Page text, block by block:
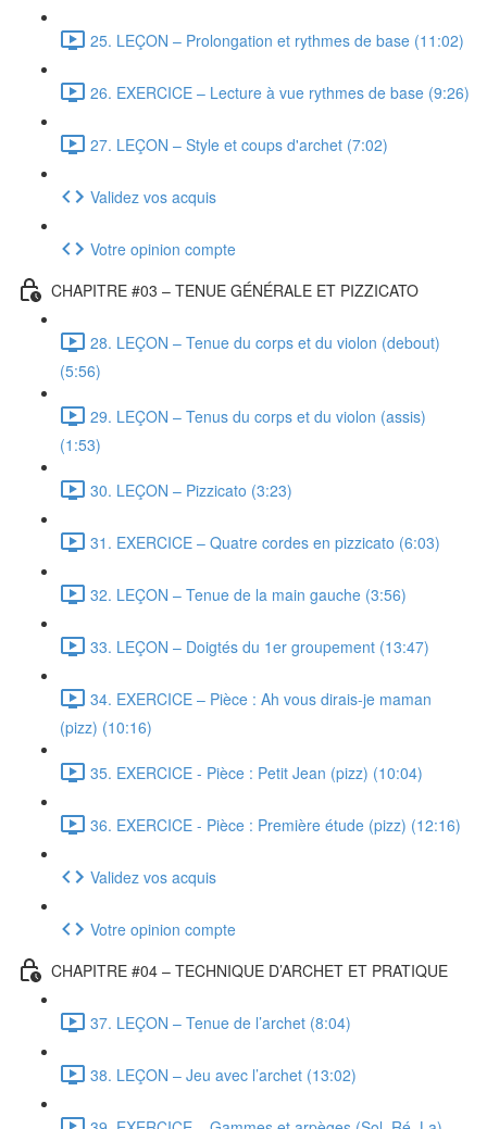
25. LEÇON – Prolongation et rythmes de base (11:02)
26. EXERCICE – Lecture à vue rythmes de base (9:26)
27. LEÇON – Style et coups d'archet (7:02)
Validez vos acquis
Votre opinion compte
CHAPITRE #03 – TENUE GÉNÉRALE ET PIZZICATO
28. LEÇON – Tenue du corps et du violon (debout)
(5:56)
29. LEÇON – Tenus du corps et du violon (assis)
(1:53)
30. LEÇON – Pizzicato (3:23)
31. EXERCICE – Quatre cordes en pizzicato (6:03)
32. LEÇON – Tenue de la main gauche (3:56)
33. LEÇON – Doigtés du 1er groupement (13:47)
34. EXERCICE – Pièce : Ah vous dirais-je maman
(pizz) (10:16)
35. EXERCICE - Pièce : Petit Jean (pizz) (10:04)
36. EXERCICE - Pièce : Première étude (pizz) (12:16)
Validez vos acquis
Votre opinion compte
CHAPITRE #04 – TECHNIQUE D’ARCHET ET PRATIQUE
37. LEÇON – Tenue de l’archet (8:04)
38. LEÇON – Jeu avec l’archet (13:02)